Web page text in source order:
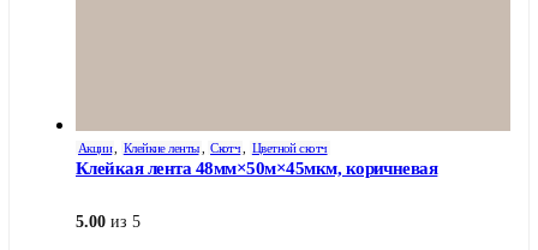
Акции, Клейкие ленты , Скотч, Цветной скотч
Клейкая лента 48мм×50м×45мкм, коричневая
5.00 из 5